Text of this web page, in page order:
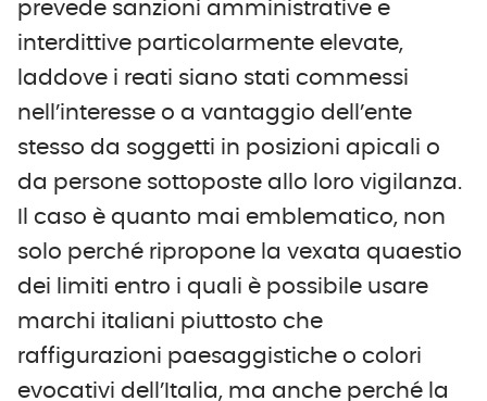
prevede sanzioni amministrative e
interdittive particolarmente elevate,
laddove i reati siano stati commessi
nell’interesse o a vantaggio dell’ente
stesso da soggetti in posizioni apicali o
da persone sottoposte allo loro vigilanza.
Il caso è quanto mai emblematico, non
solo perché ripropone la vexata quaestio
dei limiti entro i quali è possibile usare
marchi italiani piuttosto che
raffigurazioni paesaggistiche o colori
evocativi dell’Italia, ma anche perché la